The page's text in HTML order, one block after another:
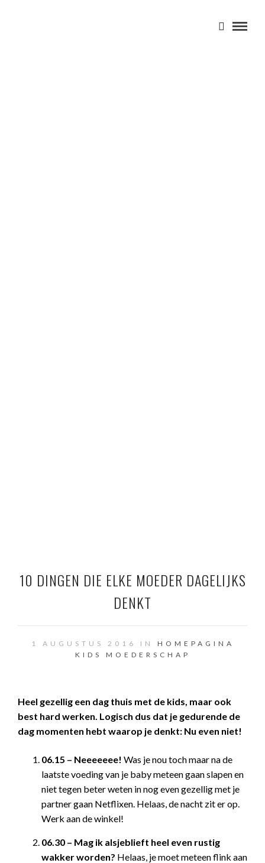
10 DINGEN DIE ELKE MOEDER DAGELIJKS
DENKT
1 AUGUSTUS 2016 IN HOMEPAGINA
KIDS
MOEDERSCHAP
Heel gezellig een dag thuis met de kids, maar ook
best hard werken. Logisch dus dat je gedurende de
dag momenten hebt waarop je denkt: Nu even niet!
06.15 – Neeeeeee! Was je nou toch maar na de
laatste voeding van je baby meteen gaan slapen en
niet tegen beter weten in nog even gezellig met je
partner gaan Netflixen. Helaas, de nacht zit er op.
Werk aan de winkel!
06.30 – Mag ik alsjeblieft heel even rustig
wakker worden? Helaas, je moet meteen flink aan